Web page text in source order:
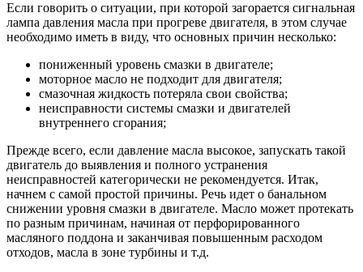
Если говорить о ситуации, при которой загорается сигнальная
лампа давления масла при прогреве двигателя, в этом случае
необходимо иметь в виду, что основных причин несколько:
пониженный уровень смазки в двигателе;
моторное масло не подходит для двигателя;
смазочная жидкость потеряла свои свойства;
неисправности системы смазки и двигателей
внутреннего сгорания;
Прежде всего, если давление масла высокое, запускать такой
двигатель до выявления и полного устранения
неисправностей категорически не рекомендуется. Итак,
начнем с самой простой причины. Речь идет о банальном
снижении уровня смазки в двигателе. Масло может протекать
по разным причинам, начиная от перфорированного
масляного поддона и заканчивая повышенным расходом
отходов, масла в зоне турбины и т.д.